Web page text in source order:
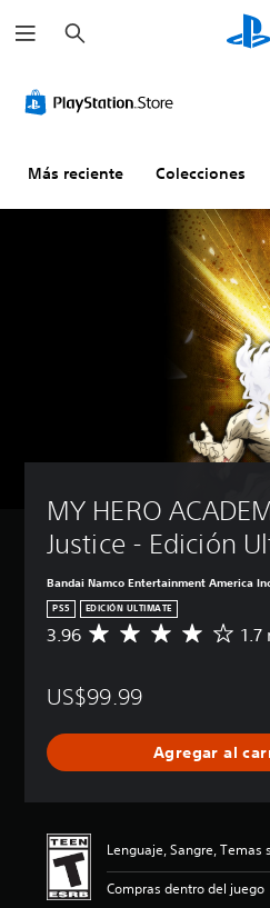
u
s
r
Más reciente Colecciones
MY HERO
Justice - Edición
Bandai Namco Entertainment America
PS5 EDICIÓN ULTIMATE
C
i
c
ó
n
r
3.96
US$99.99
Agregar al
Lenguaje, Sangre, Temas
Compras dentro del juego